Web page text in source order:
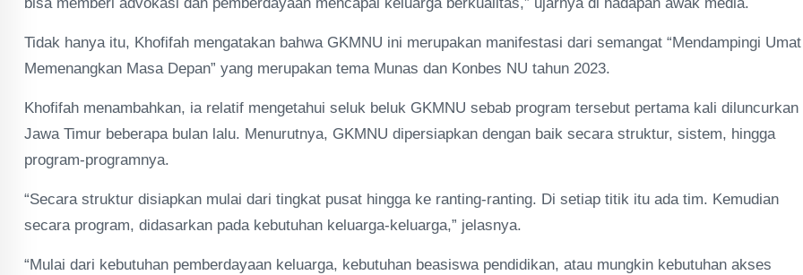
Tidak hanya itu, Khofifah mengatakan bahwa GKMNU ini merupakan manifestasi dari semangat “Mendampingi Umat
Memenangkan Masa Depan” yang merupakan tema Munas dan Konbes NU tahun 2023.
Khofifah menambahkan, ia relatif mengetahui seluk beluk GKMNU sebab program tersebut pertama kali diluncurkan
Jawa Timur beberapa bulan lalu. Menurutnya, GKMNU dipersiapkan dengan baik secara struktur, sistem, hingga
program-programnya.
“Secara struktur disiapkan mulai dari tingkat pusat hingga ke ranting-ranting. Di setiap titik itu ada tim. Kemudian
secara program, didasarkan pada kebutuhan keluarga-keluarga,” jelasnya.
“Mulai dari kebutuhan pemberdayaan keluarga, kebutuhan beasiswa pendidikan, atau mungkin kebutuhan akses